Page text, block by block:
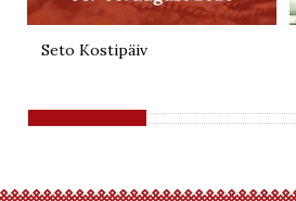
Seto Kostipäiv